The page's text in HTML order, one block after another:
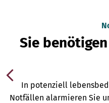
Sie
In potenziell
Notfällen alarmieren Sie